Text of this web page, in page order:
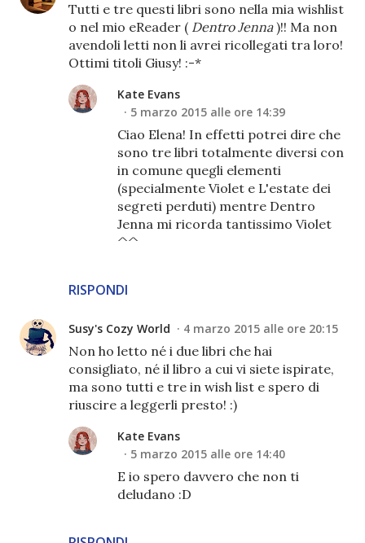
Tutti e tre questi libri sono nella mia wishlist
o nel mio eReader ( Dentro Jenna)!! Ma non
avendoli letti non li avrei ricollegati tra loro!
Ottimi titoli Giusy! :-*
RISPONDI
Kate Evans
5 marzo 2015 alle ore 14:39
Ciao Elena! In effetti potrei dire che
sono tre libri totalmente diversi con
in comune quegli elementi
(specialmente Violet e L'estate dei
segreti perduti) mentre Dentro
Jenna mi ricorda tantissimo Violet
^^
Susy's Cozy World 4 marzo 2015 alle ore 20:15
Non ho letto né i due libri che hai
consigliato, né il libro a cui vi siete ispirate,
ma sono tutti e tre in wish list e spero di
riuscire a leggerli presto! :)
Kate Evans
5 marzo 2015 alle ore 14:40
E io spero davvero che non ti
deludano :D